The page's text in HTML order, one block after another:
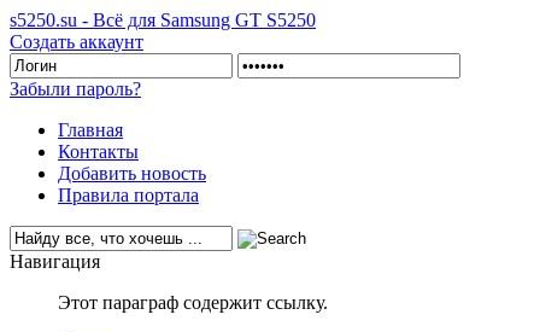
s5250.su - Всё для Samsung GT S5250
Создать аккаунт
Забыли пароль?
Главная
Контакты
Добавить новость
Правила портала
Навигация
Этот параграф содержит ссылку.